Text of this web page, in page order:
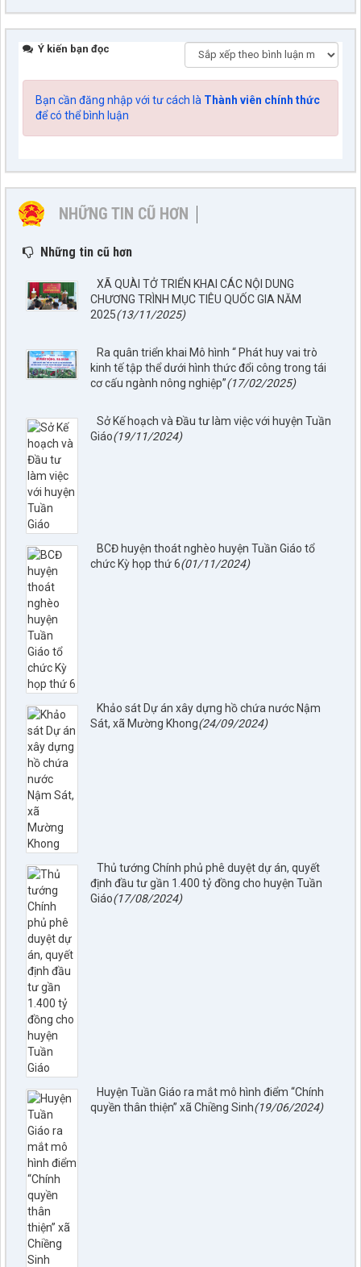
Ý kiến bạn đọc
Bạn cần đăng nhập với tư cách là Thành viên chính thức
để có thể bình luận
NHỮNG TIN CŨ HƠN
Những tin cũ hơn
XÃ QUÀI TỞ TRIỂN KHAI CÁC NỘI DUNG
CHƯƠNG TRÌNH MỤC TIÊU QUỐC GIA NĂM
2025(13/11/2025)
Ra quân triển khai Mô hình “ Phát huy vai trò
kinh tế tập thể dưới hình thức đổi công trong tái
cơ cấu ngành nông nghiệp”(17/02/2025)
Sở Kế hoạch và Đầu tư làm việc với huyện Tuần
Giáo(19/11/2024)
BCĐ huyện thoát nghèo huyện Tuần Giáo tổ
chức Kỳ họp thứ 6(01/11/2024)
Khảo sát Dự án xây dựng hồ chứa nước Nậm
Sát, xã Mường Khong(24/09/2024)
Thủ tướng Chính phủ phê duyệt dự án, quyết
định đầu tư gần 1.400 tỷ đồng cho huyện Tuần
Giáo(17/08/2024)
Huyện Tuần Giáo ra mắt mô hình điểm “Chính
quyền thân thiện” xã Chiềng Sinh(19/06/2024)